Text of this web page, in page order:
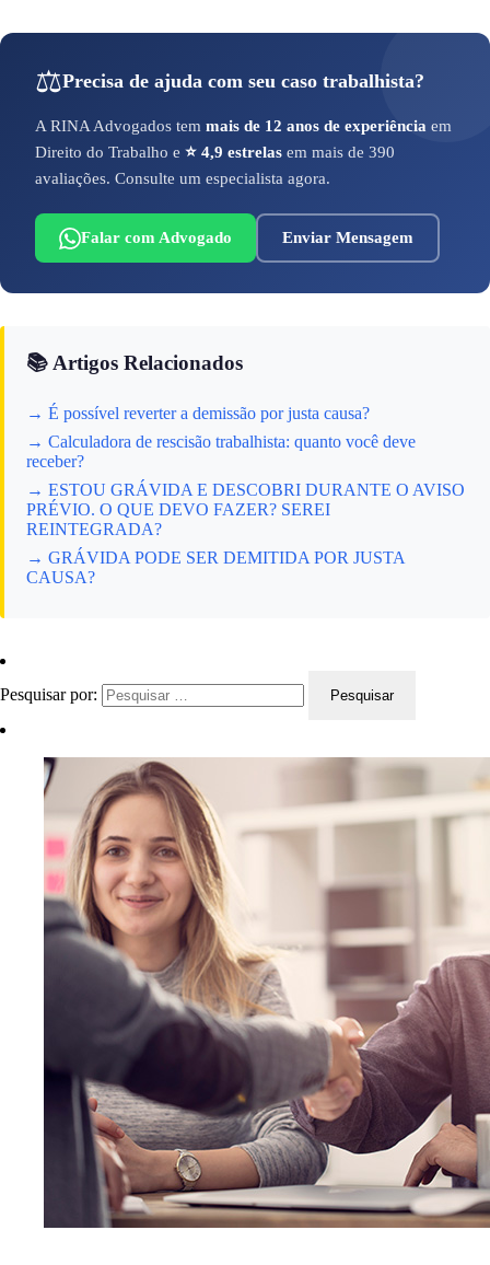
⚖️Precisa de ajuda com seu caso trabalhista?
A RINA Advogados tem mais de 12 anos de experiência em
Direito do Trabalho e ⭐ 4,9 estrelas em mais de 390
avaliações. Consulte um especialista agora.
Falar com Advogado Enviar Mensagem
📚 Artigos Relacionados
→ É possível reverter a demissão por justa causa?
→ Calculadora de rescisão trabalhista: quanto você deve
receber?
→ ESTOU GRÁVIDA E DESCOBRI DURANTE O AVISO
PRÉVIO. O QUE DEVO FAZER? SEREI
REINTEGRADA?
→ GRÁVIDA PODE SER DEMITIDA POR JUSTA
CAUSA?
Pesquisar por: